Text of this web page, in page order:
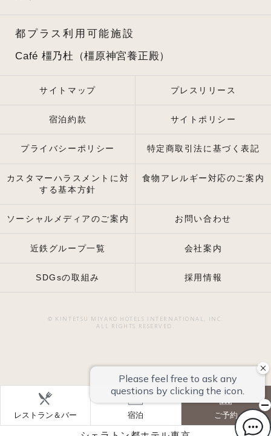
都プラス利用可能施設
Café 橿乃杜（橿原神宮養正殿）
サイトマップ プレスリリース
宿泊約款 サイトポリシー
プライバシーポリシー 特定商取引法に基づく表記
カスタマーハラスメントに対
する基本方針
食物アレルギー対応のご案内
ソーシャルメディアのご案内 お問い合わせ
近鉄グループ一覧 会社案内
SDGsの取組み 採用情報
© KINTETSU MIYAKO HOTELS INTERNATIONAL, INC.
ALL RIGHTS RESERVED.
レストラン＆バー 宿泊 ご予約